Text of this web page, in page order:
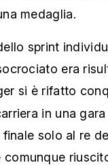
medaglia.
sprint
era
si è rifatto
in una
solo al re
comunque